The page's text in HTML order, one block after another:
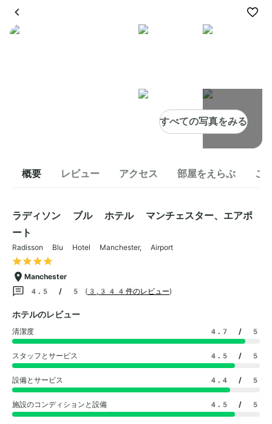
すべての写真をみる
概要 レビュー アクセス 部屋をえらぶ こ
ラディソン ブル ホテル マンチェスター、エアポ
ート
Radisson Blu Hotel Manchester, Airport
Manchester
4.5 / 5
( 3,344件のレビュー)
ホテルのレビュー
清潔度 4.7 / 5
スタッフとサービス 4.5 / 5
設備とサービス 4.4 / 5
施設のコンディションと設備 4.5 / 5